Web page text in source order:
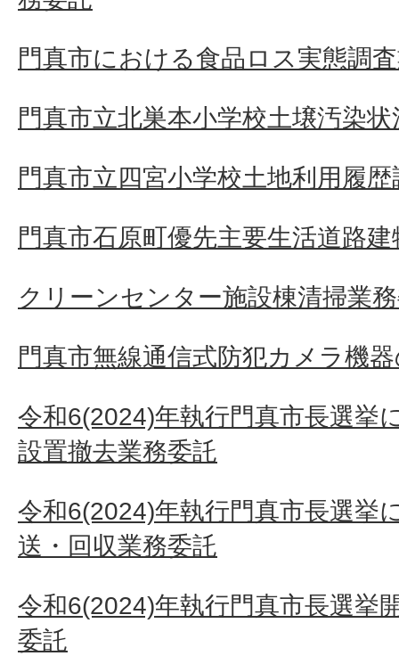
門真市における食品ロス実態調
門真市立北巣本小学校土壌汚染
門真市立四宮小学校土地利用履
門真市石原町優先主要生活道路
クリーンセンター施設棟清掃業
門真市無線通信式防犯カメラ機
令和6(2024)年執行門真市長選挙
設置撤去業務委託
令和6(2024)年執行門真市長選挙
送・回収業務委託
令和6(2024)年執行門真市長選挙
委託